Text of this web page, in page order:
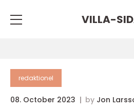
VILLA-
redaktionel
08. October 2023 by Jon